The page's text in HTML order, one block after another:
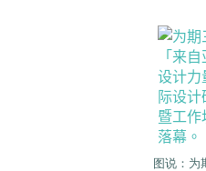
图说：为